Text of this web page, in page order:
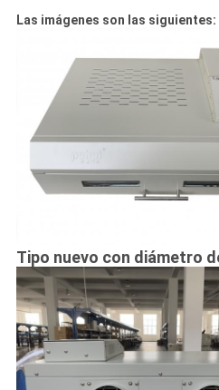
Las imágenes son las siguientes:
Tipo nuevo con diámetro